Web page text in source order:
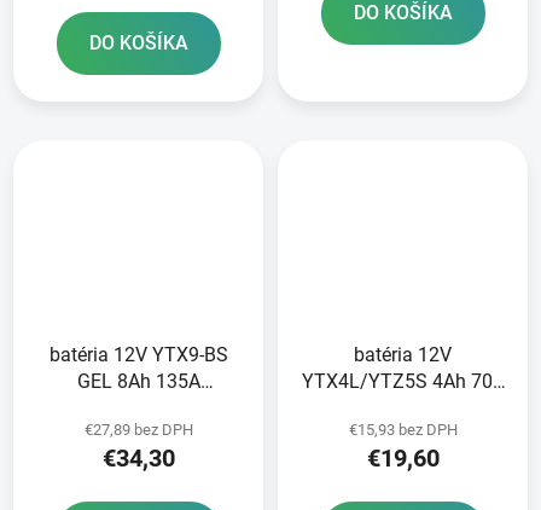
DO KOŠÍKA
DO KOŠÍKA
batéria 12V YTX9-BS
GEL 8Ah 135A
technológia GEL
150x87x105 A-TECH
€27,89 bez DPH
€34,30
batéria 12V
YTX4L/YTZ5S 4Ah 70A
technológia 113x70x85
A-TECH aktivovaná z
€15,93 bez DPH
€19,60